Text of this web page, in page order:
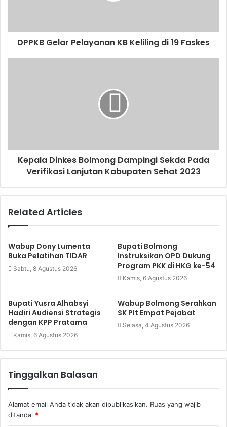
DPPKB Gelar Pelayanan KB Keliling di 19 Faskes
Kepala Dinkes Bolmong Dampingi Sekda Pada
Verifikasi Lanjutan Kabupaten Sehat 2023
Related Articles
Wabup Dony Lumenta
Buka Pelatihan TIDAR
Sabtu, 8 Agustus 2026
Bupati Bolmong
Instruksikan OPD Dukung
Program PKK di HKG ke-54
Kamis, 6 Agustus 2026
Bupati Yusra Alhabsyi
Hadiri Audiensi Strategis
dengan KPP Pratama
Kamis, 6 Agustus 2026
Wabup Bolmong Serahkan
SK Plt Empat Pejabat
Selasa, 4 Agustus 2026
Tinggalkan Balasan
Alamat email Anda tidak akan dipublikasikan. Ruas yang wajib
ditandai *